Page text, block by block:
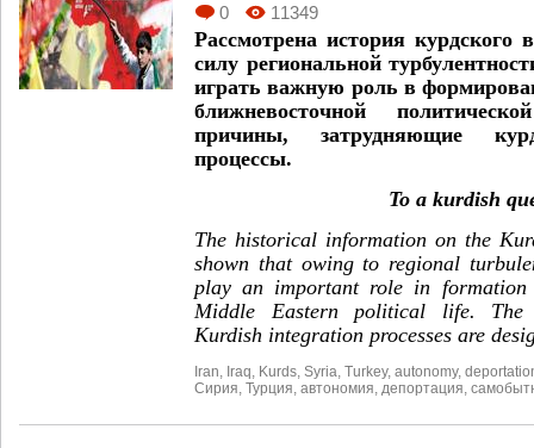
0 11349
Рассмотрена история курдского
силу региональной
играть важную роль в
ближневосточной
причины, затрудняющие
процессы.
To a kurdish
The historical information on the
shown that owing to regional
play an important role in
Middle Eastern political life. The
Kurdish integration processes are
Iran Iraq Kurds Syria Turkey, autonomy,
Сирия Турция автономия депортация